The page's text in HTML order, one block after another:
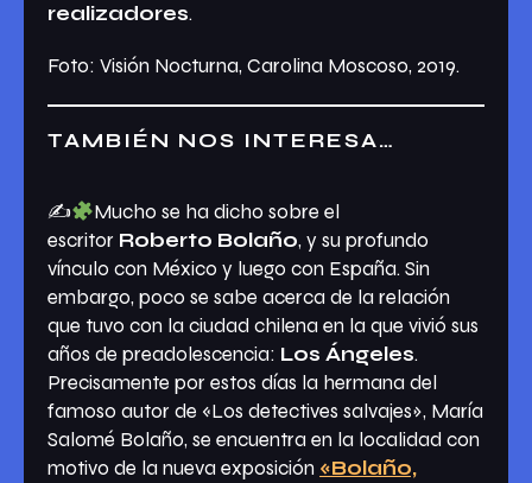
realizadores.
Foto: Visión Nocturna, Carolina Moscoso, 2019.
TAMBIÉN NOS INTERESA…
✍
Mucho se ha dicho sobre el
escritor Roberto Bolaño, y su profundo
vínculo con México y luego con España. Sin
embargo, poco se sabe acerca de la relación
que tuvo con la ciudad chilena en la que vivió sus
años de preadolescencia: Los Ángeles.
Precisamente por estos días la hermana del
famoso autor de «Los detectives salvajes», María
Salomé Bolaño, se encuentra en la localidad con
motivo de la nueva exposición «Bolaño,